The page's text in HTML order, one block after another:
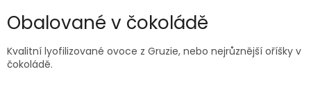
Obalované v čokoládě
Kvalitní lyofilizované ovoce z Gruzie, nebo nejrůznější oříšky v
čokoládě.